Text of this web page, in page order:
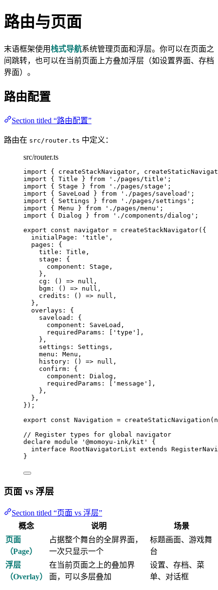
路由与页面
末语框架使用栈式导航系统管理页面和浮层。你可以在页面之
间跳转，也可以在当前页面上方叠加浮层（如设置界面、存档
界面）。
路由配置
Section titled “路由配置”
路由在 src/router.ts 中定义：
src/router.ts
import { createStackNavigator,
import { Title } from ' ./pages/title ' ;
import { Stage } from ' ./pages/stage ' ;
import { SaveLoad } from ' ./pages/saveload ' ;
import { Settings } from ' ./pages/settings ' ;
import { Menu } from ' ./pages/menu ' ;
import { Dialog } from ' ./components/dialog ' ;
export const navigator = createStackNavigator( {
initialPage:
' title ' ,
pages: {
title: Title ,
stage: {
component: Stage ,
},
cg : () => null ,
bgm : () => null ,
credits : () => null ,
},
overlays: {
saveload: {
component: SaveLoad ,
requiredParams:
[ ' type ' ] ,
},
settings: Settings ,
menu: Menu ,
history : () => null ,
confirm: {
component: Dialog ,
requiredParams:
[ ' message ' ] ,
},
},
} );
export const Navigation = createStaticNavigation
// Register types for global navigator
declare module ' @momoyu-ink/kit '
{
interface RootNavigatorList extends
}
页面 vs 浮层
Section titled “页面 vs 浮层”
概念
说明
场景
页面
（Page）
占据整个舞台的全屏界面，
一次只显示一个
标题画面、游戏舞
台
浮层
（Overlay）
在当前页面之上的叠加界
面，可以多层叠加
设置、存档、菜
单、对话框